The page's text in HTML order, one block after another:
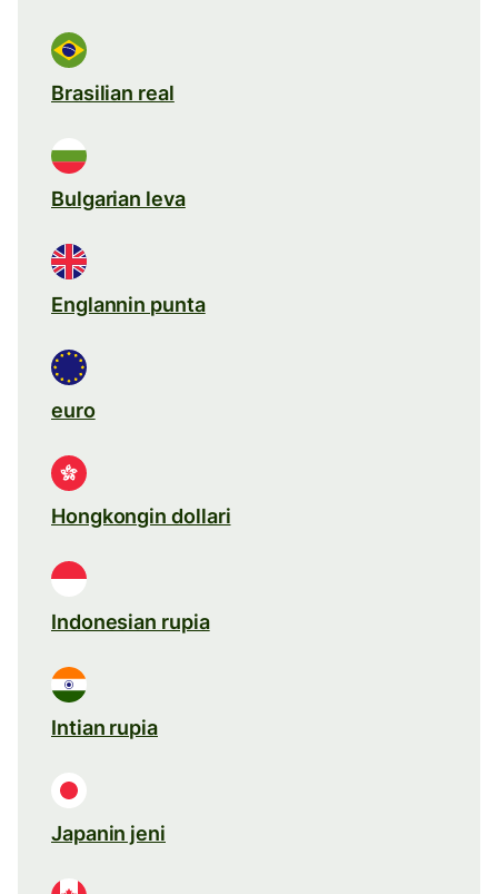
Brasilian real
Bulgarian leva
Englannin punta
euro
Hongkongin dollari
Indonesian rupia
Intian rupia
Japanin jeni